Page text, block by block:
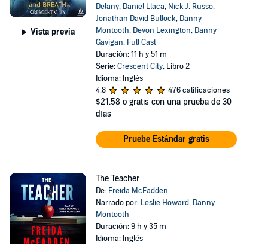
Vista previa
Delany, Daniel Llaca, Nick J. Russo,
Jonathan David Bullock, Danny
Montooth, Devon Lexington, Danny
Gavigan, Full Cast
Duración: 11 h y 51 m
Serie:Crescent City, Libro 2
Idioma: Inglés
4.8
476 calificaciones
$21.58 o gratis con una prueba de 30
días
Pruebe Estándar gratis
The Teacher
De: Freida McFadden
Narrado por: Leslie Howard, Danny
Montooth
Duración: 9 h y 35 m
Idioma: Inglés